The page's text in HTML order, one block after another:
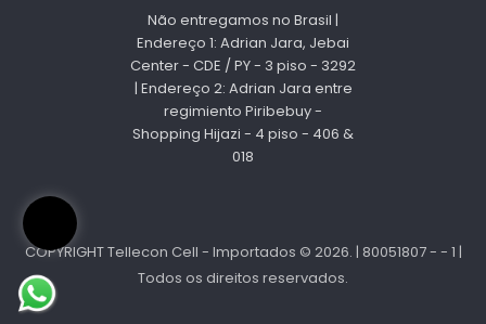
Não entregamos no Brasil |
Endereço 1: Adrian Jara, Jebai
Center - CDE / PY - 3 piso - 3292
| Endereço 2: Adrian Jara entre
regimiento Piribebuy -
Shopping Hijazi - 4 piso - 406 &
018
COPYRIGHT Tellecon Cell - Importados © 2026. | 80051807 - - 1 |
Todos os direitos reservados.